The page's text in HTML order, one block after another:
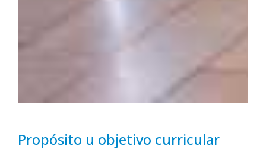
Propósito u objetivo curricular